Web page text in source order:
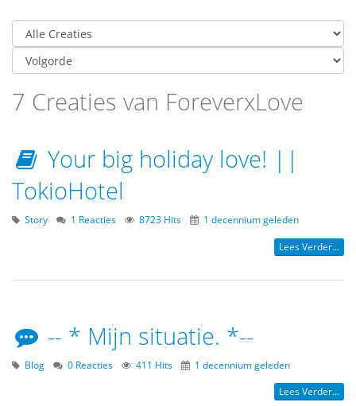
7 Creaties van ForeverxLove
Your big holiday love! ||
TokioHotel
Story 1 Reacties 8723 Hits 1 decennium geleden
Lees Verder...
-- * Mijn situatie. *--
Blog 0 Reacties 411 Hits 1 decennium geleden
Lees Verder...